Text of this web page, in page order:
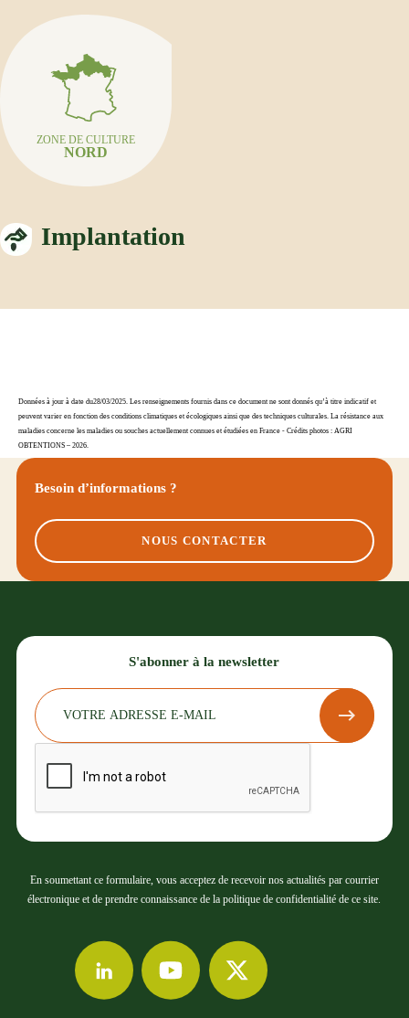
ZONE DE CULTURE
NORD
Implantation
Données à jour à date du28/03/2025. Les renseignements fournis dans ce document ne sont donnés qu’à titre indicatif et
peuvent varier en fonction des conditions climatiques et écologiques ainsi que des techniques culturales. La résistance aux
maladies concerne les maladies ou souches actuellement connues et étudiées en France - Crédits photos : AGRI
OBTENTIONS – 2026.
Besoin d’informations ?
NOUS CONTACTER
S'abonner à la newsletter
En soumettant ce formulaire, vous acceptez de recevoir nos actualités par courrier
électronique et de prendre connaissance de la politique de confidentialité de ce site.